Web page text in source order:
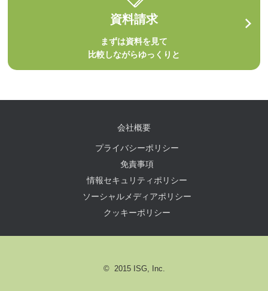
資料請求
まずは資料を見て
比較しながらゆっくりと
会社概要
プライバシーポリシー
免責事項
情報セキュリティポリシー
ソーシャルメディアポリシー
クッキーポリシー
© 2015 ISG, Inc.